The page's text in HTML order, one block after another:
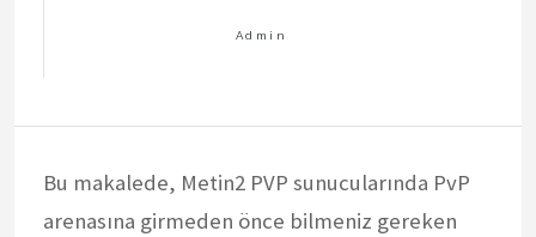
Bu makalede, Metin2 PVP sunucularında PvP
arenasına girmeden önce bilmeniz gereken